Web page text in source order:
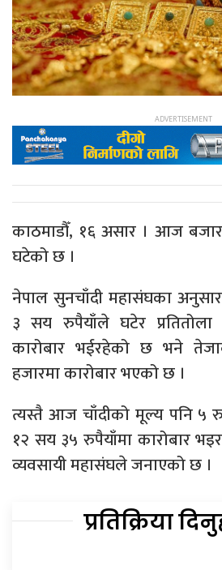
काठमाडौँ, १६ असार । आज
घटेको छ ।
नेपाल सुनचाँदी महासंघका
३ सय रुपैयाँले घटेर
कारोबार भईरहेको छ भने
हजारमा कारोबार भएको छ ।
त्यस्तै आज चाँदीको मूल्य पनि ५
१२ सय ३५ रुपैयाँमा कारोबार
व्यवसायी महासंघले जनाएको छ ।
प्रतिक्रिया